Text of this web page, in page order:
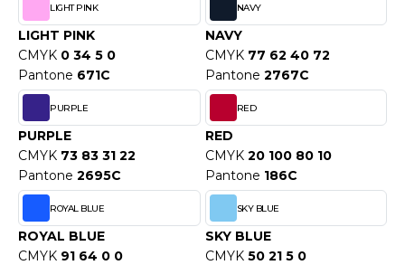
GEN
MORNING STUDIOS
LIGHT PINK
LIGHT PINK
CMYK 0 34 5 0
Pantone 671C
NAVY
NAVY
CMYK 77 62 40 72
Pantone 2767C
PURPLE
PURPLE
CMYK 73 83 31 22
Pantone 2695C
RED
RED
CMYK 20 100 80 10
Pantone 186C
ROYAL BLUE
ROYAL BLUE
CMYK 91 64 0 0
SKY BLUE
SKY BLUE
CMYK 50 21 5 0